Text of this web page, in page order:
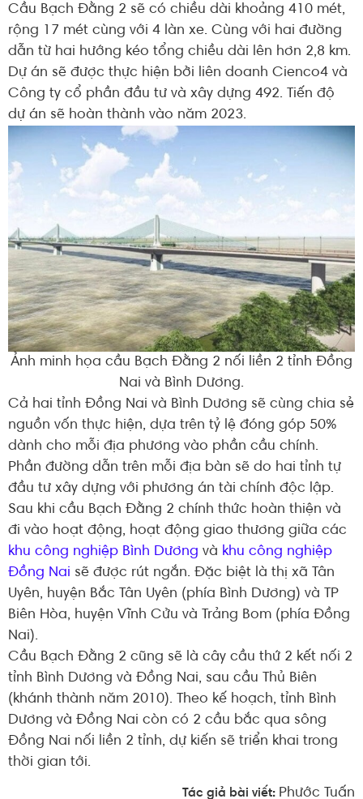
Cầu Bạch Đằng 2 sẽ có chiều dài khoảng 410 mét,
rộng 17 mét cùng với 4 làn xe. Cùng với hai đường
dẫn từ hai hướng kéo tổng chiều dài lên hơn 2,8 km.
Dự án sẽ được thực hiện bởi liên doanh Cienco4 và
Công ty cổ phần đầu tư và xây dựng 492. Tiến độ
dự án sẽ hoàn thành vào năm 2023.
Ảnh minh họa cầu Bạch Đằng 2 nối liền 2 tỉnh Đồng
Nai và Bình Dương.
Cả hai tỉnh Đồng Nai và Bình Dương sẽ cùng chia sẻ
nguồn vốn thực hiện, dựa trên tỷ lệ đóng góp 50%
dành cho mỗi địa phương vào phần cầu chính.
Phần đường dẫn trên mỗi địa bàn sẽ do hai tỉnh tự
đầu tư xây dựng với phương án tài chính độc lập.
Sau khi cầu Bạch Đằng 2 chính thức hoàn thiện và
đi vào hoạt động, hoạt động giao thương giữa các
khu công nghiệp Bình Dương và khu công nghiệp
Đồng Nai sẽ được rút ngắn. Đặc biệt là thị xã Tân
Uyên, huyện Bắc Tân Uyên (phía Bình Dương) và TP
Biên Hòa, huyện Vĩnh Cửu và Trảng Bom (phía Đồng
Nai).
Cầu Bạch Đằng 2 cũng sẽ là cây cầu thứ 2 kết nối 2
tỉnh Bình Dương và Đồng Nai, sau cầu Thủ Biên
(khánh thành năm 2010). Theo kế hoạch, tỉnh Bình
Dương và Đồng Nai còn có 2 cầu bắc qua sông
Đồng Nai nối liền 2 tỉnh, dự kiến sẽ triển khai trong
thời gian tới.
Tác giả bài viết: Phước Tuấn